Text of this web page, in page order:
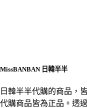
MissBANBAN 日韓半半
日韓半半代購的商品，
代購商品皆為正品。透